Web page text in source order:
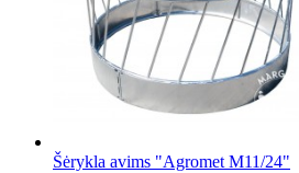
Šėrykla avims "Agromet M11/24"